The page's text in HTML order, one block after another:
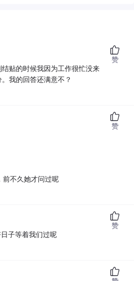
贴的时候我因为工作很忙没来
我的回答还满意不？
赞
前不久她才问过呢
赞
子等着我们过呢
赞